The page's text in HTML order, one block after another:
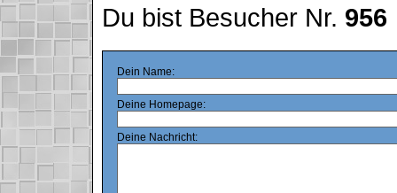
Du bist Besucher Nr. 956
Dein Name:
Deine Homepage:
Deine Nachricht: